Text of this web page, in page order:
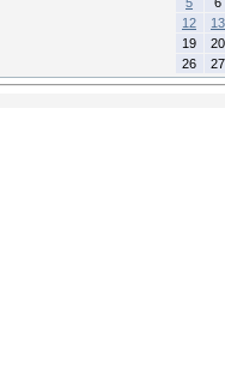
12
13
19
20
26
27